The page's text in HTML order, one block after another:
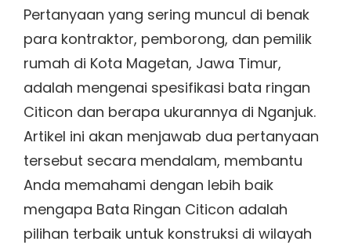
Pertanyaan yang sering muncul di benak
para kontraktor, pemborong, dan pemilik
rumah di Kota Magetan, Jawa Timur,
adalah mengenai spesifikasi bata ringan
Citicon dan berapa ukurannya di Nganjuk.
Artikel ini akan menjawab dua pertanyaan
tersebut secara mendalam, membantu
Anda memahami dengan lebih baik
mengapa Bata Ringan Citicon adalah
pilihan terbaik untuk konstruksi di wilayah